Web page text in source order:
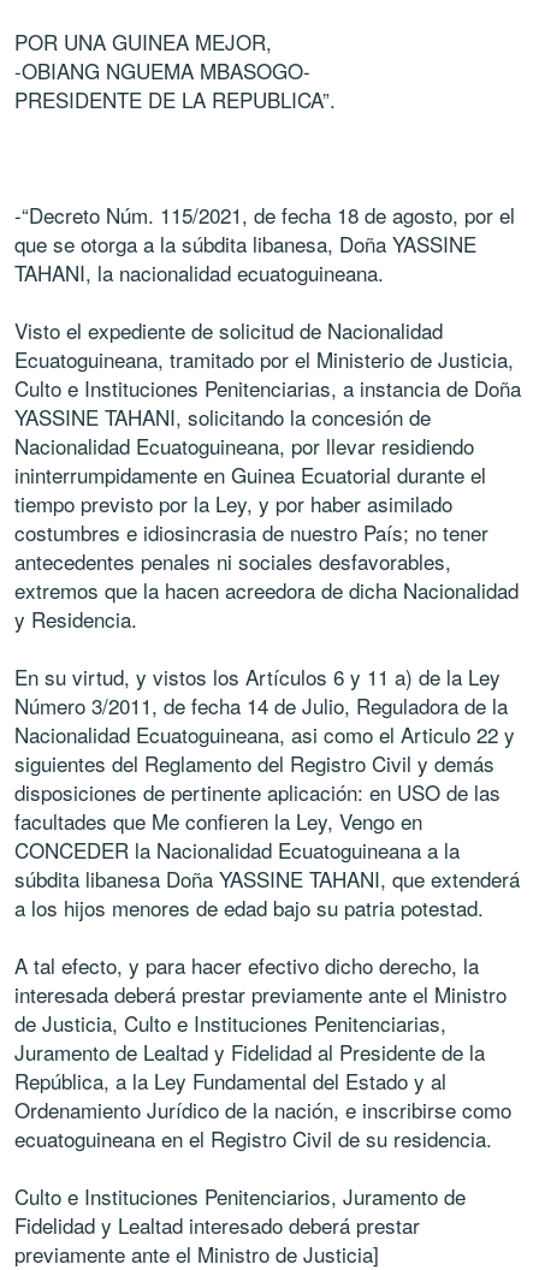
POR UNA GUINEA MEJOR,
-OBIANG NGUEMA MBASOGO-
PRESIDENTE DE LA REPUBLICA”.
-“Decreto Núm. 115/2021, de fecha 18 de agosto, por el
que se otorga a la súbdita libanesa, Doña YASSINE
TAHANI, la nacionalidad ecuatoguineana.
Visto el expediente de solicitud de Nacionalidad
Ecuatoguineana, tramitado por el Ministerio de Justicia,
Culto e Instituciones Penitenciarias, a instancia de Doña
YASSINE TAHANI, solicitando la concesión de
Nacionalidad Ecuatoguineana, por llevar residiendo
ininterrumpidamente en Guinea Ecuatorial durante el
tiempo previsto por la Ley, y por haber asimilado
costumbres e idiosincrasia de nuestro País; no tener
antecedentes penales ni sociales desfavorables,
extremos que la hacen acreedora de dicha Nacionalidad
y Residencia.
En su virtud, y vistos los Artículos 6 y 11 a) de la Ley
Número 3/2011, de fecha 14 de Julio, Reguladora de la
Nacionalidad Ecuatoguineana, asi como el Articulo 22 y
siguientes del Reglamento del Registro Civil y demás
disposiciones de pertinente aplicación: en USO de las
facultades que Me confieren la Ley, Vengo en
CONCEDER la Nacionalidad Ecuatoguineana a la
súbdita libanesa Doña YASSINE TAHANI, que extenderá
a los hijos menores de edad bajo su patria potestad.
A tal efecto, y para hacer efectivo dicho derecho, la
interesada deberá prestar previamente ante el Ministro
de Justicia, Culto e Instituciones Penitenciarias,
Juramento de Lealtad y Fidelidad al Presidente de la
República, a la Ley Fundamental del Estado y al
Ordenamiento Jurídico de la nación, e inscribirse como
ecuatoguineana en el Registro Civil de su residencia.
Culto e Instituciones Penitenciarios, Juramento de
Fidelidad y Lealtad interesado deberá prestar
previamente ante el Ministro de Justicia]